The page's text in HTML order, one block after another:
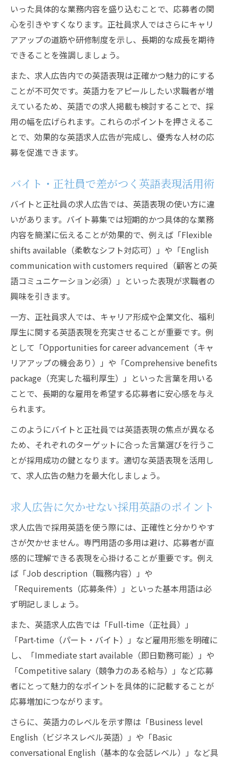
いった具体的な業務内容を盛り込むことで、応募者の関
心を引きやすくなります。正社員求人ではさらにキャリ
アアップの道筋や研修制度を示し、長期的な成長を期待
できることを強調しましょう。
また、求人広告内での英語表現は正確かつ魅力的にする
ことが不可欠です。英語力をアピールしたい求職者が増
えているため、英語での求人掲載も検討することで、採
用の幅を広げられます。これらのポイントを押さえるこ
とで、効果的な英語求人広告が完成し、優秀な人材の応
募を促進できます。
バイト・正社員で差がつく英語表現活用術
バイトと正社員の求人広告では、英語表現の使い方に違
いがあります。バイト募集では短期的かつ具体的な業務
内容を簡潔に伝えることが効果的で、例えば「Flexible
shifts available（柔軟なシフト対応可）」や「English
communication with customers required（顧客との英
語コミュニケーション必須）」といった表現が求職者の
興味を引きます。
一方、正社員求人では、キャリア形成や企業文化、福利
厚生に関する英語表現を充実させることが重要です。例
として「Opportunities for career advancement（キャ
リアアップの機会あり）」や「Comprehensive benefits
package（充実した福利厚生）」といった言葉を用いる
ことで、長期的な雇用を希望する応募者に安心感を与え
られます。
このようにバイトと正社員では英語表現の焦点が異なる
ため、それぞれのターゲットに合った言葉選びを行うこ
とが採用成功の鍵となります。適切な英語表現を活用し
て、求人広告の魅力を最大化しましょう。
求人広告に欠かせない採用英語のポイント
求人広告で採用英語を使う際には、正確性と分かりやす
さが欠かせません。専門用語の多用は避け、応募者が直
感的に理解できる表現を心掛けることが重要です。例え
ば「Job description（職務内容）」や
「Requirements（応募条件）」といった基本用語は必
ず明記しましょう。
また、英語求人広告では「Full-time（正社員）」
「Part-time（パート・バイト）」など雇用形態を明確に
し、「Immediate start available（即日勤務可能）」や
「Competitive salary（競争力のある給与）」など応募
者にとって魅力的なポイントを具体的に記載することが
応募増加につながります。
さらに、英語力のレベルを示す際は「Business level
English（ビジネスレベル英語）」や「Basic
conversational English（基本的な会話レベル）」など具